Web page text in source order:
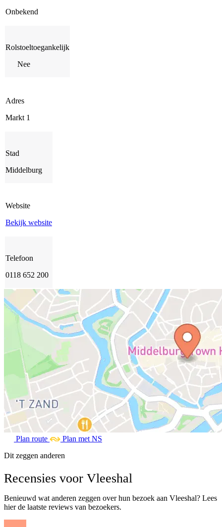
Onbekend
Rolstoeltoegankelijk
Nee
Adres
Markt 1
Stad
Middelburg
Website
Bekijk website
Telefoon
0118 652 200
Plan route
Plan met NS
Dit zeggen anderen
Recensies voor Vleeshal
Benieuwd wat anderen zeggen over hun bezoek aan Vleeshal? Lees
hier de laatste reviews van bezoekers.